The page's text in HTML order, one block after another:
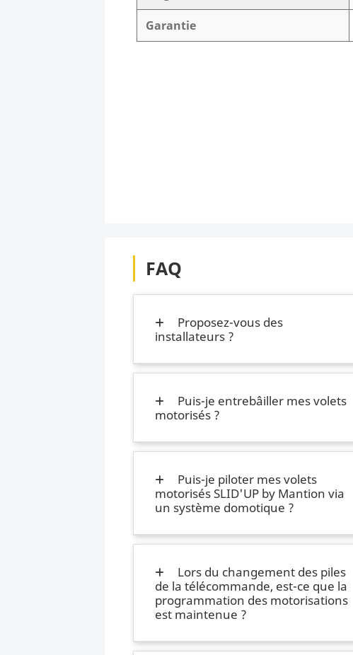
Garantie
FAQ
Proposez-vous des
installateurs ?
Puis-je entrebâiller mes volets
motorisés ?
Puis-je piloter mes volets
motorisés SLID'UP by Mantion via
un système domotique ?
Lors du changement des piles
de la télécommande, est-ce que la
programmation des motorisations
est maintenue ?